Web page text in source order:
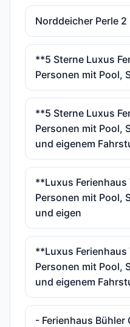
Norddeicher Perle 2
**5 Sterne Luxus
Personen mit Pool,
**5 Sterne Luxus
Personen mit Pool,
und eigenem
**Luxus
Personen mit Pool,
und eigen
**Luxus
Personen mit Pool,
und eigenem
- Ferienhaus Bühler